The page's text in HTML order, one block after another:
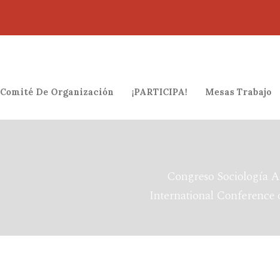
Comité De Organización ¡PARTICIPA! Mesas Trabajo
Congreso Sociología
International Conference